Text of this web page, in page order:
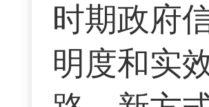
时期政府
明度和实